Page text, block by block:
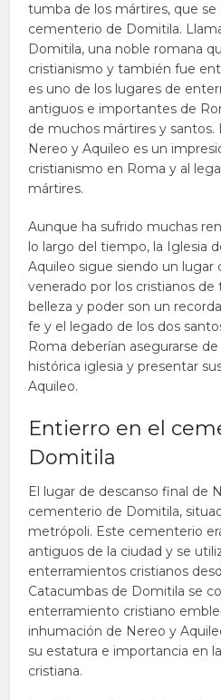
tumba de los mártires, que se
cementerio de Domitila.
Domitila, una noble romana
cristianismo y también fue
es uno de los lugares de
antiguos e importantes de
de muchos mártires y santos.
Nereo y Aquileo es un
cristianismo en Roma y al
mártires.
Aunque ha sufrido muchas
lo largo del tiempo, la Iglesia
Aquileo sigue siendo un lugar
venerado por los cristianos
belleza y poder son un
fe y el legado de los dos
Roma deberían asegurarse
histórica iglesia y presentar
Aquileo.
Entierro en el
Domitila
El lugar de descanso final de
cementerio de Domitila,
metrópoli. Este cementerio
antiguos de la ciudad y se
enterramientos cristianos
Catacumbas de Domitila se
enterramiento cristiano
inhumación de Nereo y
su estatura e importancia en
cristiana.